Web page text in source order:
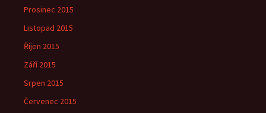
Prosinec 2015
Listopad 2015
Říjen 2015
Září 2015
Srpen 2015
Červenec 2015